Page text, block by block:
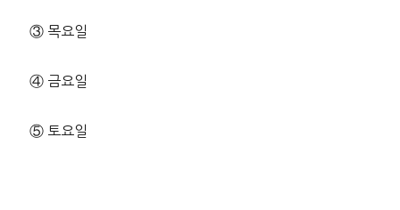
③ 목요일
④ 금요일
⑤ 토요일